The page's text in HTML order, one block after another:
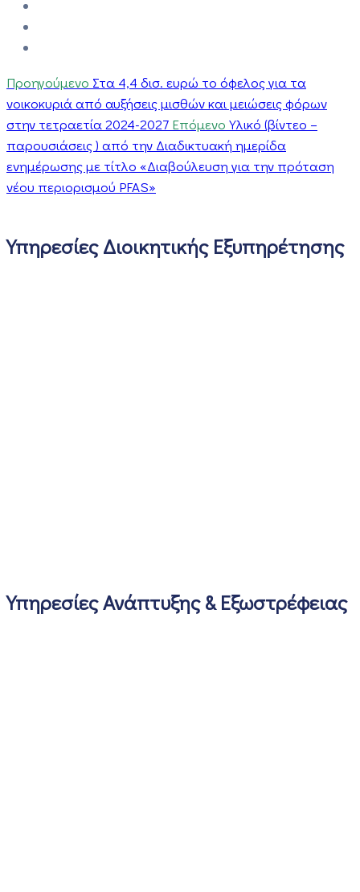
Προηγούμενο Στα 4,4 δισ. ευρώ το όφελος για τα
νοικοκυριά από αυξήσεις μισθών και μειώσεις φόρων
στην τετραετία 2024-2027 Επόμενο Υλικό (βίντεο –
παρουσιάσεις ) από την Διαδικτυακή ημερίδα
ενημέρωσης με τίτλο «Διαβούλευση για την πρόταση
νέου περιορισμού PFAS»
Υπηρεσίες Διοικητικής Εξυπηρέτησης
Υπηρεσίες Ανάπτυξης & Εξωστρέφειας